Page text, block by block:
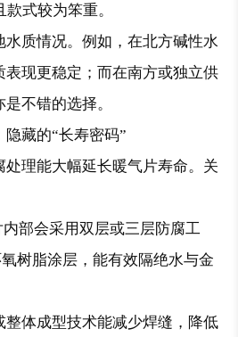
式较为笨重。
质情况。例如，在北方碱性水
表现更稳定；而在南方或独立供
不错的选择。
藏的“长寿密码”
处理能大幅延长暖气片寿命。关
部会采用双层或三层防腐工
树脂涂层，能有效隔绝水与金
整体成型技术能减少焊缝，降低